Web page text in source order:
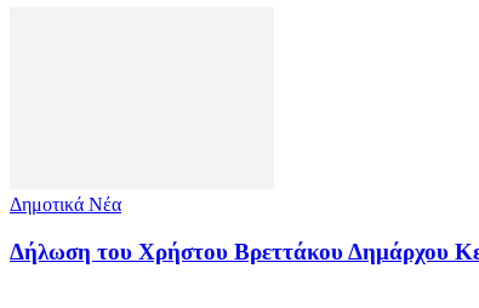
Δημοτικά Νέα
Δήλωση του Χρήστου Βρεττάκου